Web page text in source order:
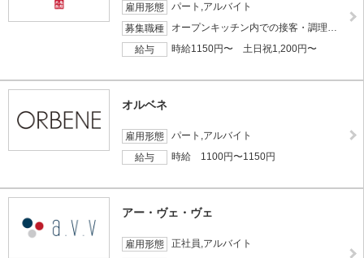
雇用形態
パート,アルバイト
募集職種
オープンキッチン内での接客・調理スタッフ
給与
時給1150円〜 土日祝1,200円〜
オルベネ
雇用形態
パート,アルバイト
給与
時給 1100円〜1150円
アー・ヴェ・ヴェ
雇用形態
正社員,アルバイト